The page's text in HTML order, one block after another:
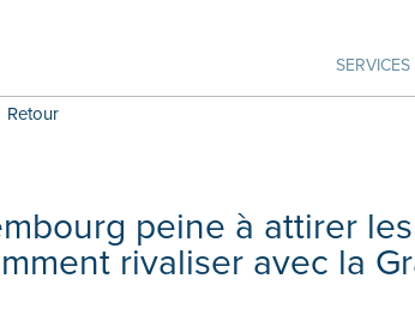
SERVICES
Retour
peine à attirer
rivaliser avec la